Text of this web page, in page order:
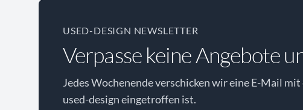
USED-DESIGN NEWSLETTER
Verpasse keine Angebote
Jedes Wochenende verschicken wir eine E-Mail
used-design eingetroffen ist.